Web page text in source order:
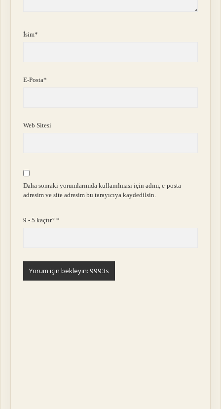
İsim*
E-Posta*
Web Sitesi
Daha sonraki yorumlarımda kullanılması için adım, e-posta
adresim ve site adresim bu tarayıcıya kaydedilsin.
9 - 5 kaçtır?*